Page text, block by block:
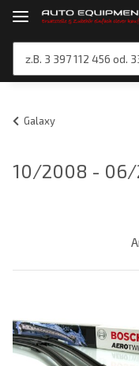
Galaxy
10/2008 - 06/